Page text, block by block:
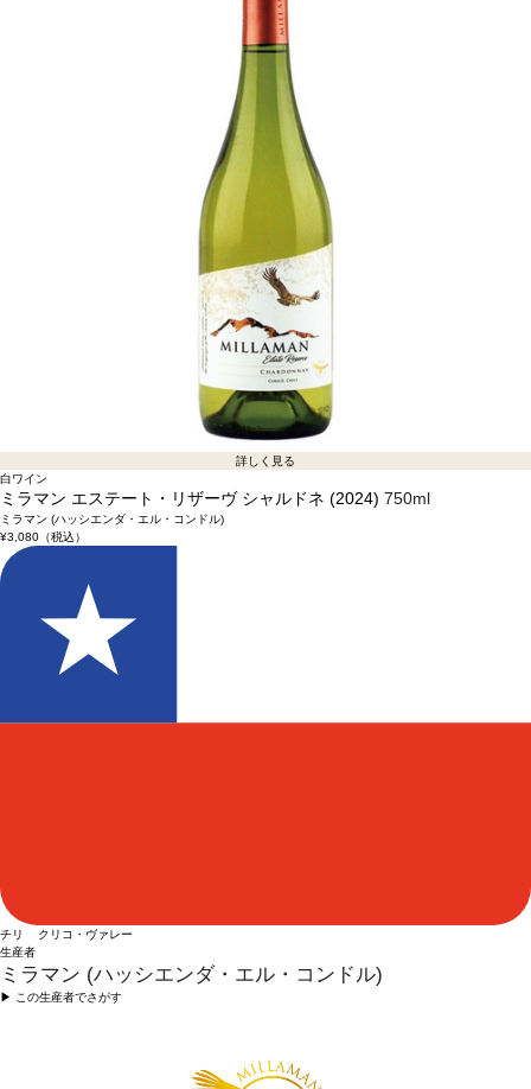
詳しく見る
白ワイン
ミラマン エステート・リザーヴ シャルドネ (2024) 750ml
ミラマン (ハッシエンダ・エル・コンドル)
¥3,080（税込）
チリ クリコ・ヴァレー
生産者
ミラマン (ハッシエンダ・エル・コンドル)
▶︎ この生産者でさがす